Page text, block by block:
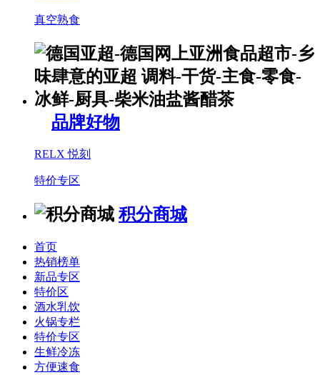
真空熟食
品牌好物
RELX 悦刻
特价专区
积分商城
首页
热销榜单
新品专区
特价区
酒水乳饮
火锅专栏
特价专区
生鲜冷冻
方便速食